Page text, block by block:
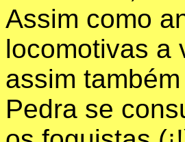
Assim como
locomotivas a
assim
Pedra se